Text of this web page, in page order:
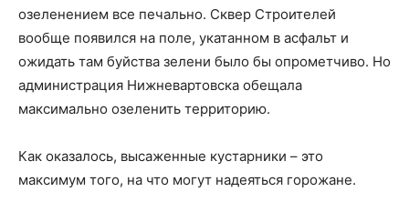
озеленением все печально. Сквер Строителей
вообще появился на поле, укатанном в асфальт и
ожидать там буйства зелени было бы опрометчиво. Но
администрация Нижневартовска обещала
максимально озеленить территорию.
Как оказалось, высаженные кустарники – это
максимум того, на что могут надеяться горожане.